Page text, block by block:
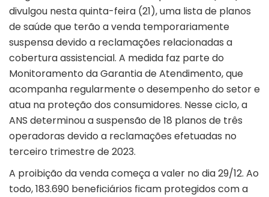
divulgou nesta quinta-feira (21), uma lista de planos
de saúde que terão a venda temporariamente
suspensa devido a reclamações relacionadas a
cobertura assistencial. A medida faz parte do
Monitoramento da Garantia de Atendimento, que
acompanha regularmente o desempenho do setor e
atua na proteção dos consumidores. Nesse ciclo, a
ANS determinou a suspensão de 18 planos de três
operadoras devido a reclamações efetuadas no
terceiro trimestre de 2023.
A proibição da venda começa a valer no dia 29/12. Ao
todo, 183.690 beneficiários ficam protegidos com a